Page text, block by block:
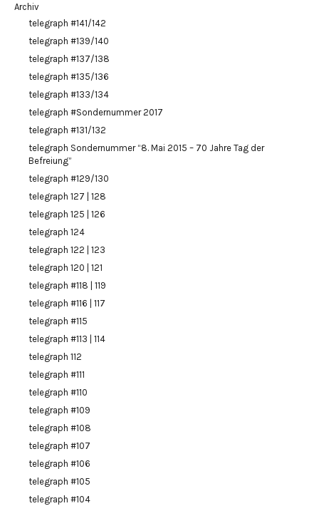
Archiv
telegraph #141/142
telegraph #139/140
telegraph #137/138
telegraph #135/136
telegraph #133/134
telegraph #Sondernummer 2017
telegraph #131/132
telegraph Sondernummer “8. Mai 2015 – 70 Jahre Tag der
Befreiung”
telegraph #129/130
telegraph 127 | 128
telegraph 125 | 126
telegraph 124
telegraph 122 | 123
telegraph 120 | 121
telegraph #118 | 119
telegraph #116 | 117
telegraph #115
telegraph #113 | 114
telegraph 112
telegraph #111
telegraph #110
telegraph #109
telegraph #108
telegraph #107
telegraph #106
telegraph #105
telegraph #104